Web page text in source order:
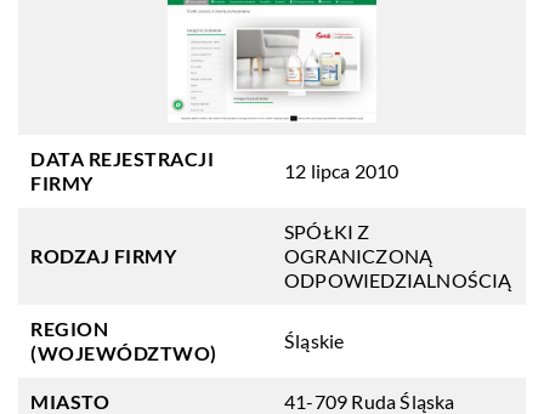
DATA REJESTRACJI
FIRMY
12 lipca 2010
RODZAJ FIRMY
SPÓŁKI Z
OGRANICZONĄ
ODPOWIEDZIALNOŚCIĄ
REGION
(WOJEWÓDZTWO)
Śląskie
MIASTO 41-709 Ruda Śląska